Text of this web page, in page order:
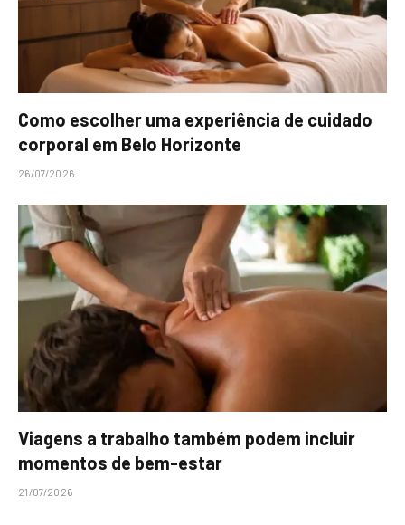
Como escolher uma experiência de cuidado
corporal em Belo Horizonte
26/07/2026
Viagens a trabalho também podem incluir
momentos de bem-estar
21/07/2026